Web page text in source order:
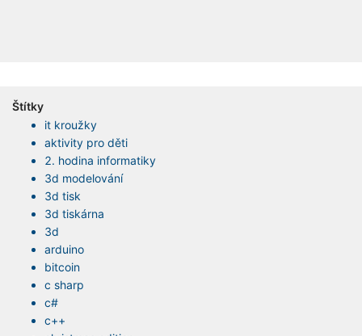
Štítky
it kroužky
aktivity pro děti
2. hodina informatiky
3d modelování
3d tisk
3d tiskárna
3d
arduino
bitcoin
c sharp
c#
c++